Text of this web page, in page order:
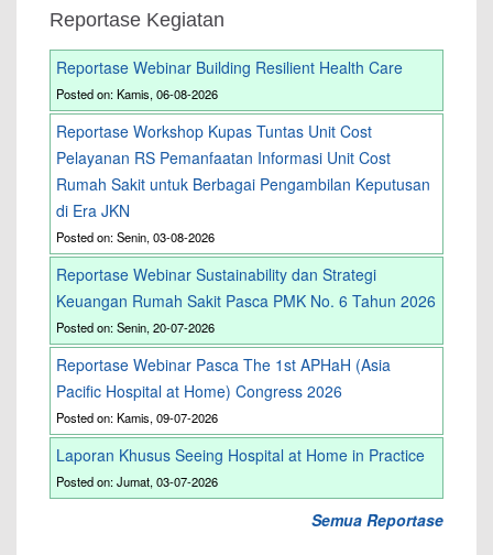
Reportase Kegiatan
Reportase Webinar Building Resilient Health Care
Posted on: Kamis, 06-08-2026
Reportase Workshop Kupas Tuntas Unit Cost
Pelayanan RS Pemanfaatan Informasi Unit Cost
Rumah Sakit untuk Berbagai Pengambilan Keputusan
di Era JKN
Posted on: Senin, 03-08-2026
Reportase Webinar Sustainability dan Strategi
Keuangan Rumah Sakit Pasca PMK No. 6 Tahun 2026
Posted on: Senin, 20-07-2026
Reportase Webinar Pasca The 1st APHaH (Asia
Pacific Hospital at Home) Congress 2026
Posted on: Kamis, 09-07-2026
Laporan Khusus Seeing Hospital at Home in Practice
Posted on: Jumat, 03-07-2026
Semua Reportase